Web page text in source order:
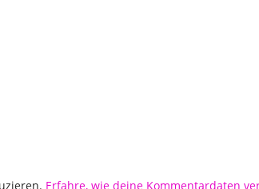
Erfahre, wie deine Kommentardaten